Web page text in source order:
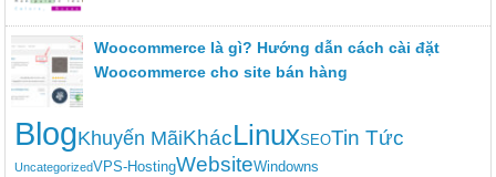
Woocommerce là gì? Hướng dẫn cách cài đặt
Woocommerce cho site bán hàng
BlogKhuyến MãiKhácLinuxSEOTin Tức
UncategorizedVPS-HostingWebsiteWindowns